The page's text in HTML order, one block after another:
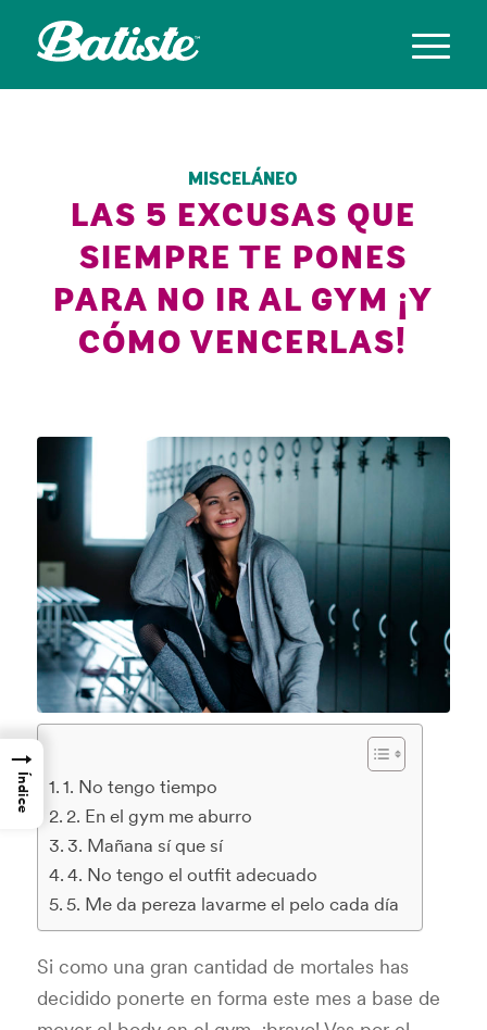
MISCELÁNEO
LAS 5 EXCUSAS QUE
SIEMPRE TE PONES
PARA NO IR AL GYM ¡Y
CÓMO VENCERLAS!
1. No tengo tiempo
2. En el gym me aburro
3. Mañana sí que sí
4. No tengo el outfit adecuado
5. Me da pereza lavarme el pelo cada día
Si como una gran cantidad de mortales has
decidido ponerte en forma este mes a base de
→
Índice